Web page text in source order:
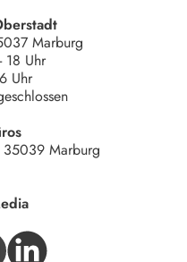
Marburg
18 Uhr
Uhr
35039 Marburg